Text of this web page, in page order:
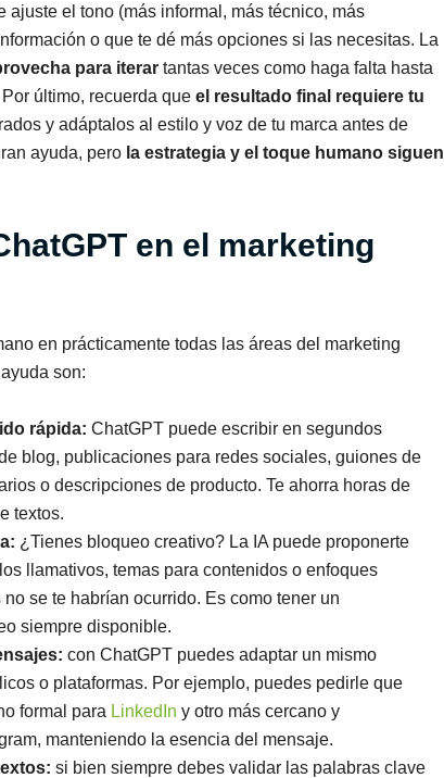
ajuste el tono (más informal, más técnico, más
o que te dé más opciones si las necesitas. La
para iterartantas veces como haga falta hasta
último, recuerda que el resultado final requiere tu
y adáptalos al estilo y voz de tu marca antes de
ayuda, perola estrategia y el toque humano siguen
en el marketing
en prácticamente todas las áreas del marketing
son:
rápida: ChatGPT puede escribir en segundos
blog, publicaciones para redes sociales, guiones de
o descripciones de producto. Te ahorra horas de
textos.
¿Tienes bloqueo creativo? La IA puede proponerte
llamativos, temas para contenidos o enfoques
se te habrían ocurrido. Es como tener un
siempre disponible.
con ChatGPT puedes adaptar un mismo
o plataformas. Por ejemplo, puedes pedirle que
formal para LinkedIn y otro más cercano y
manteniendo la esencia del mensaje.
si bien siempre debes validar las palabras clave